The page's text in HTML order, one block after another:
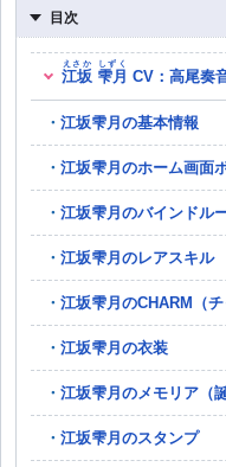
目次
江坂
えさか
雫月
しずく
CV：高尾奏
江坂雫月の基本情報
江坂雫月のホーム画面
江坂雫月のバインドル
江坂雫月のレアスキル
江坂雫月のCHARM（チ
江坂雫月の衣装
江坂雫月のメモリア（
江坂雫月のスタンプ